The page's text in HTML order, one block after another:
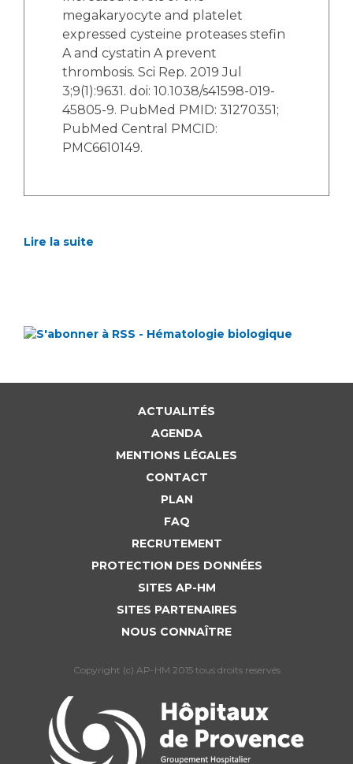
megakaryocyte and platelet
expressed cysteine proteases stefin
A and cystatin A prevent
thrombosis. Sci Rep. 2019 Jul
3;9(1):9631. doi: 10.1038/s41598-019-
45805-9. PubMed PMID: 31270351;
PubMed Central PMCID:
PMC6610149.
Lire la suite
ACTUALITÉS
AGENDA
MENTIONS LÉGALES
CONTACT
PLAN
FAQ
RECRUTEMENT
PROTECTION DES DONNÉES
SITES AP-HM
SITES PARTENAIRES
NOUS CONNAÎTRE
Copyright (c) AP-HM 2015 tous droits reservés